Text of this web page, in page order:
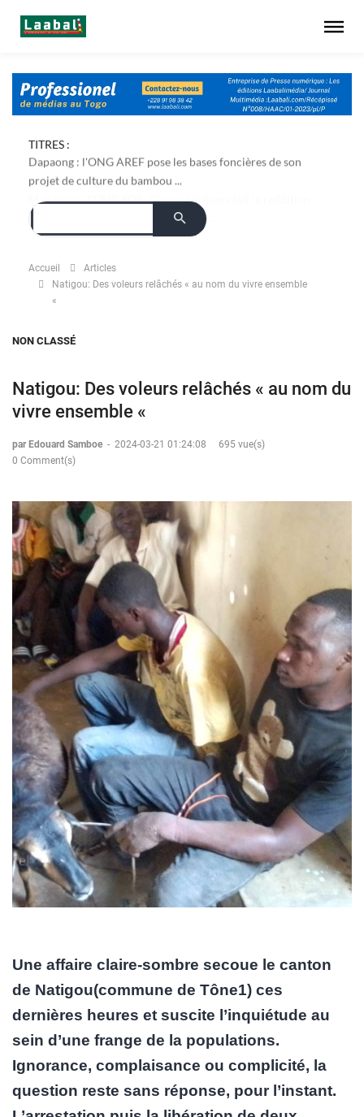
TITRES :
Dapaong : l'ONG AREF pose les bases foncières de son
projet de culture du bambou ...
Accueil
Articles
Natigou: Des voleurs relâchés « au nom du vivre ensemble
«
NON CLASSÉ
Natigou: Des voleurs relâchés « au nom du
vivre ensemble «
par Edouard Samboe - 2024-03-21 01:24:08
695 vue(s)
0 Comment(s)
Une affaire claire-sombre secoue le canton
de Natigou(commune de Tône1) ces
dernières heures et suscite l’inquiétude au
sein d’une frange de la populations.
Ignorance, complaisance ou complicité, la
question reste sans réponse, pour l’instant.